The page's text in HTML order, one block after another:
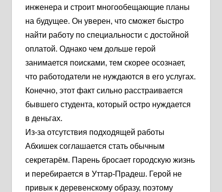
инженера и строит многообещающие планы
на будущее. Он уверен, что сможет быстро
найти работу по специальности с достойной
оплатой. Однако чем дольше герой
занимается поисками, тем скорее осознает,
что работодатели не нуждаются в его услугах.
Конечно, этот факт сильно расстраивается
бывшего студента, который остро нуждается
в деньгах.
Из-за отсутствия подходящей работы
Абхишек соглашается стать обычным
секретарём. Парень бросает городскую жизнь
и перебирается в Уттар-Прадеш. Герой не
привык к деревенскому образу, поэтому